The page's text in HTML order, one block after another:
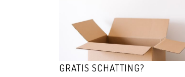
GRATIS SCHATTING?